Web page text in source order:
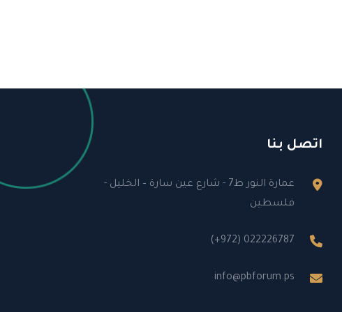
اتصل بنا
عمارة النور ط7 - شارع عين سارة – الخليل -
فلسطين
(+972) 022226787
info@pbforum.ps